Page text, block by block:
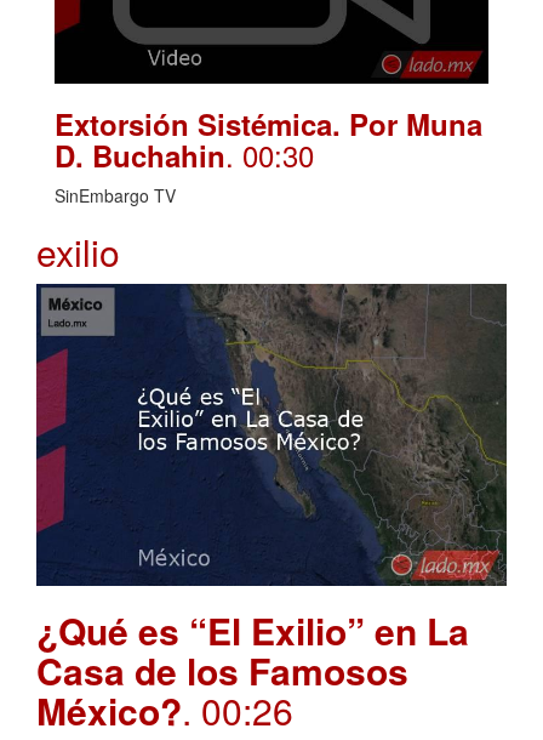
Extorsión Sistémica. Por Muna
D. Buchahin. 00:30
SinEmbargo TV
exilio
¿Qué es “El Exilio” en La
Casa de los Famosos
México?. 00:26